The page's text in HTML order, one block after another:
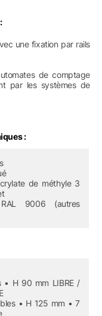
une fixation par rails
de comptage
par les systèmes de
:
de méthyle 3
9006 (autres
• H 90 mm LIBRE /
• H 125 mm • 7